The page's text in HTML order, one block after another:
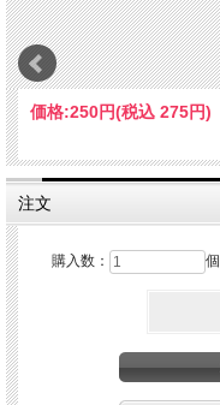
価格:250円(税込 275円)
注文
購入数： 個